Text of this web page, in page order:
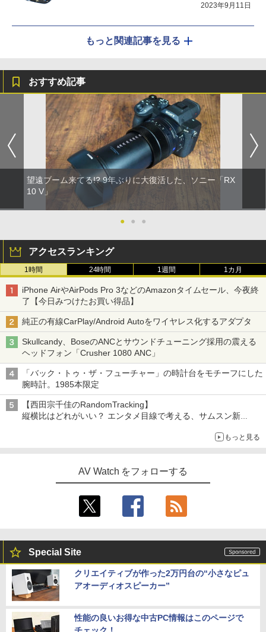
2023年9月11日
もっと関連記事を見る
おすすめ記事
望遠ブーム来てる!? 9年ぶりに大復活した、ソニー「RX
10 V」
● ● ●
アクセスランキング
1時間 24時間 1週間 1カ月
iPhone AirやAirPods Pro 3などのAmazonタイムセール、今夜終
了【今日みつけたお買い得品】
純正の有線CarPlay/Android Autoをワイヤレス化するアダプタ
Skullcandy、BoseのANCとサウンドチューニング採用の震える
ヘッドフォン「Crusher 1080 ANC」
「バック・トゥ・ザ・フューチャー」の時計台をモチーフにした
腕時計。1985本限定
【西田宗千佳のRandomTracking】
縦横比はどれがいい？ エンタメ目線で考える、サムスン新
もっと見る
AV Watch をフォローする
Special Site
クリエイティブが作った2万円台の“小さなピュ
アオーディオスピーカー”
性能の良いお得な中古PC情報はこのページで
チェック！